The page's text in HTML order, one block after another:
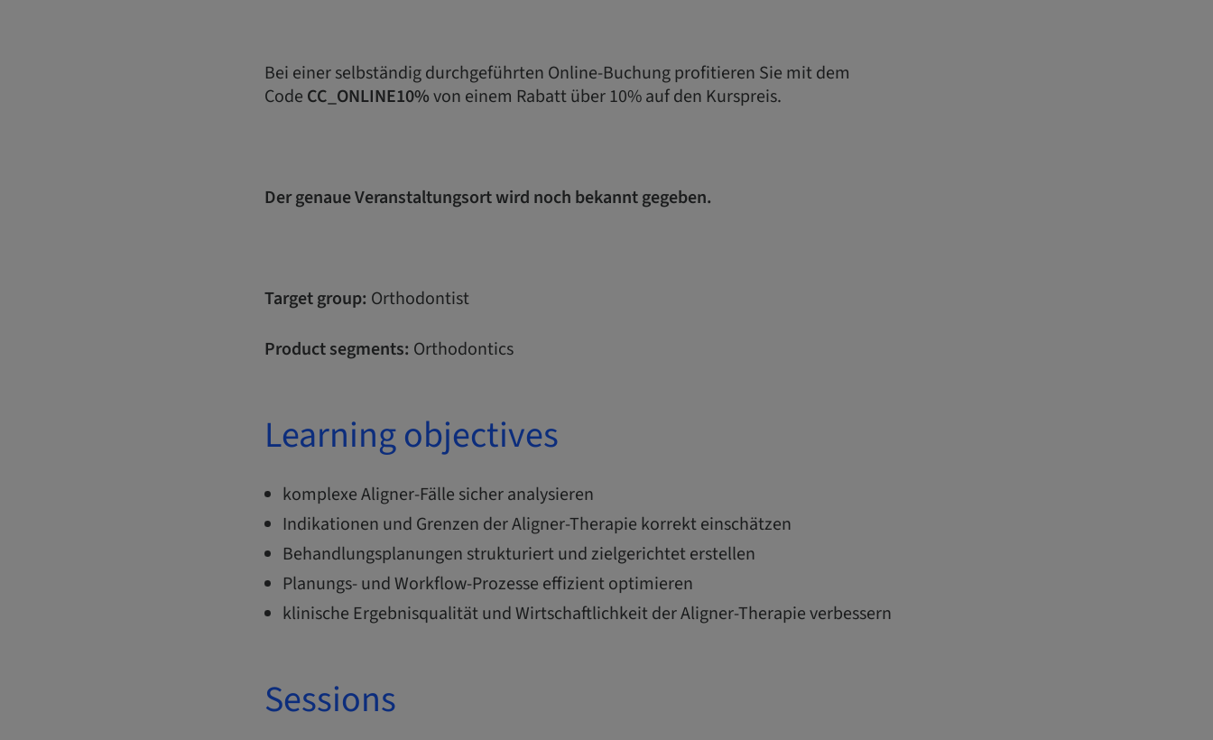
Bei einer selbständig durchgeführten Online-Buchung profitieren Sie mit dem
Code CC_ONLINE10%von einem Rabatt über 10% auf den Kurspreis.
Der genaue Veranstaltungsort wird noch bekannt gegeben.
Target group: Orthodontist
Product segments: Orthodontics
Learning objectives
komplexe Aligner-Fälle sicher analysieren
Indikationen und Grenzen der Aligner-Therapie korrekt einschätzen
Behandlungsplanungen strukturiert und zielgerichtet erstellen
Planungs- und Workflow-Prozesse effizient optimieren
klinische Ergebnisqualität und Wirtschaftlichkeit der Aligner-Therapie verbessern
Sessions